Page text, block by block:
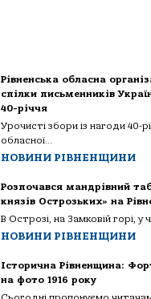
Рівненська обласна
спілки письменників
40-річчя
Урочисті збори із нагоди 40-
обласної...
НОВИНИ РІВНЕНЩИНИ
Розпочався мандрівний
князів Острозьких» на
В Острозі, на Замковій горі, у
НОВИНИ РІВНЕНЩИНИ
Історична Рівненщина:
на фото 1916 року